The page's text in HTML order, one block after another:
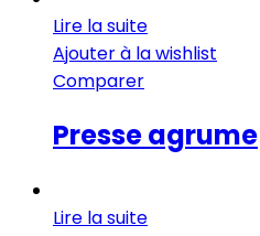
Lire la suite
Ajouter à la wishlist
Comparer
Presse agrume
Lire la suite